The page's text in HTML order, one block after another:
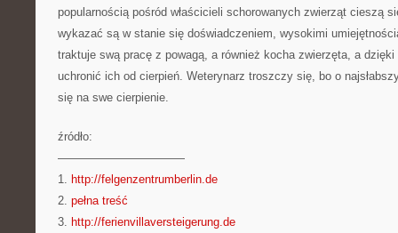
popularnością pośród właścicieli schorowanych zwierząt cieszą
wykazać są w stanie się doświadczeniem, wysokimi
traktuje swą pracę z powagą, a również kocha zwierzęta, a
uchronić ich od cierpień. Weterynarz troszczy się, bo o
się na swe cierpienie.
źródło:
———————————
1. http://felgenzentrumberlin.de
2. pełna treść
3. http://ferienvillaversteigerung.de